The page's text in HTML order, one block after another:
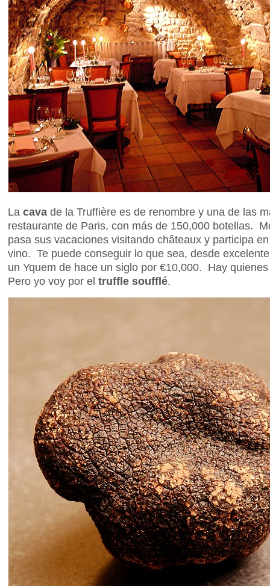
La cava de la Truffière es de renombre y una de las
restaurante de Paris, con más de 150,000 botellas.
pasa sus vacaciones visitando châteaux y participa
vino. Te puede conseguir lo que sea, desde
un Yquem de hace un siglo por €10,000. Hay
Pero yo voy por el truffle soufflé.